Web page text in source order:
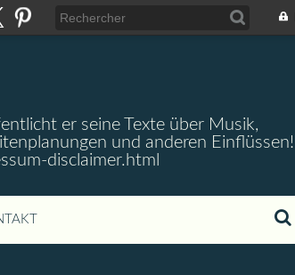
er seine Texte über Musik,
und anderen Einflüssen!
disclaimer.html